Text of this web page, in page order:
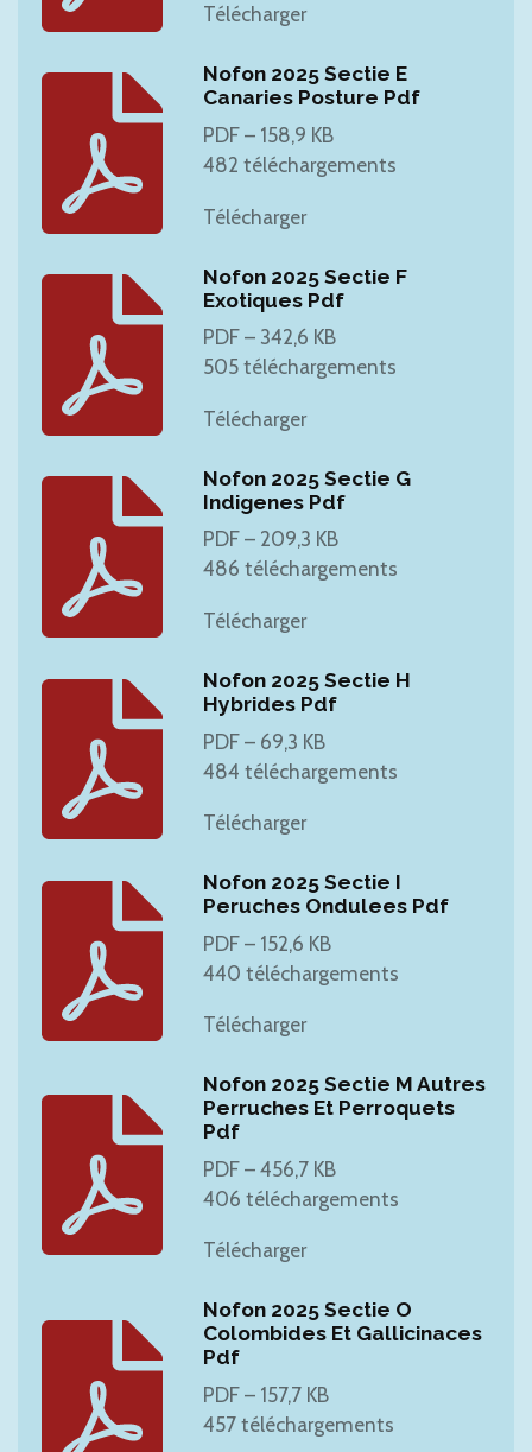
Télécharger
Nofon 2025 Sectie E
Canaries Posture Pdf
PDF – 158,9 KB
482 téléchargements
Télécharger
Nofon 2025 Sectie F
Exotiques Pdf
PDF – 342,6 KB
505 téléchargements
Télécharger
Nofon 2025 Sectie G
Indigenes Pdf
PDF – 209,3 KB
486 téléchargements
Télécharger
Nofon 2025 Sectie H
Hybrides Pdf
PDF – 69,3 KB
484 téléchargements
Télécharger
Nofon 2025 Sectie I
Peruches Ondulees Pdf
PDF – 152,6 KB
440 téléchargements
Télécharger
Nofon 2025 Sectie M Autres
Perruches Et Perroquets
Pdf
PDF – 456,7 KB
406 téléchargements
Télécharger
Nofon 2025 Sectie O
Colombides Et Gallicinaces
Pdf
PDF – 157,7 KB
457 téléchargements